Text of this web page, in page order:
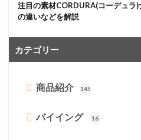
注目の素材CORDURA(コーデュラ
の違いなどを解説
カテゴリー
商品紹介 145
バイイング 16